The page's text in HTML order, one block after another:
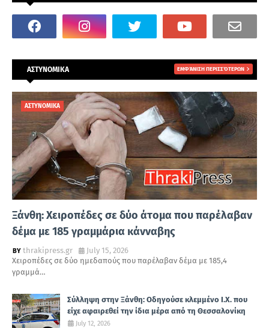
ΑΣΤΥΝΟΜΙΚΑ ΕΜΦΆΝΙΣΗ ΠΕΡΙΣΣΌΤΕΡΩΝ
ΑΣΤΥΝΟΜΙΚΑ
Ξάνθη: Χειροπέδες σε δύο άτομα που παρέλαβαν
δέμα με 185 γραμμάρια κάνναβης
thrakipress.gr
July 15, 2026
Χειροπέδες σε δύο ημεδαπούς που παρέλαβαν δέμα με 185,4
γραμμά…
Σύλληψη στην Ξάνθη: Οδηγούσε κλεμμένο Ι.Χ. που
είχε αφαιρεθεί την ίδια μέρα από τη Θεσσαλονίκη
July 12, 2026